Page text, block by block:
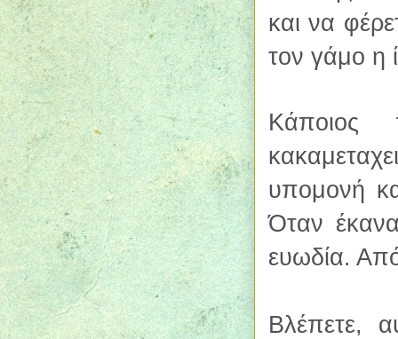
και να
τον γάμο η
Κάποιος
υπομονή
Όταν
ευωδία.
Βλέπετε,